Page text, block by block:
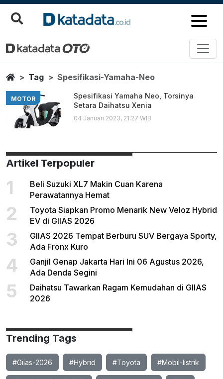
Spesifikasi Yamaha Neo
Berita Terbaru
HomeTag Spesifikasi-Yamaha-Neo
MOTOR
Spesifikasi Yamaha Neo, Torsinya
Setara Daihatsu Xenia
04 Januari 2023, 21:27 WIB
Artikel Terpopuler
1
Beli Suzuki XL7 Makin Cuan Karena
Perawatannya Hemat
2
Toyota Siapkan Promo Menarik New Veloz Hybrid
EV di GIIAS 2026
3
GIIAS 2026 Tempat Berburu SUV Bergaya Sporty,
Ada Fronx Kuro
4
Ganjil Genap Jakarta Hari Ini 06 Agustus 2026,
Ada Denda Segini
5
Daihatsu Tawarkan Ragam Kemudahan di GIIAS
2026
Trending Tags
#Giias-2026 #Hybrid #Toyota #Mobil-listrik